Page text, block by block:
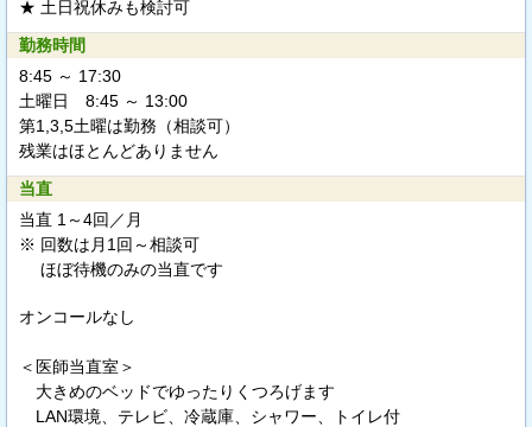
★ 土日祝休みも検討可
勤務時間
8:45 ～ 17:30
土曜日 8:45 ～ 13:00
第1,3,5土曜は勤務（相談可）
残業はほとんどありません
当直
当直 1～4回／月
※ 回数は月1回～相談可
ほぼ待機のみの当直です
オンコールなし
＜医師当直室＞
大きめのベッドでゆったりくつろげます
LAN環境、テレビ、冷蔵庫、シャワー、トイレ付